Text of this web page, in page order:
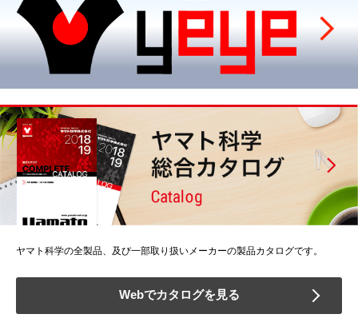
ヤマト科学の全製品、及び一部取り扱いメーカーの製品カタログです。
Webでカタログを見る